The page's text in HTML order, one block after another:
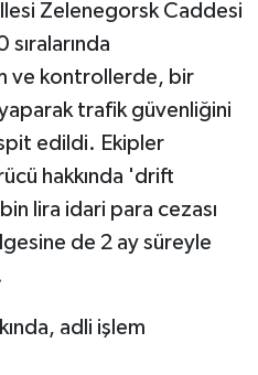
Zelenegorsk Caddesi
ve kontrollerde, bir
trafik güvenliğini
edildi. Ekipler
hakkında 'drift
lira idari para cezası
de 2 ay süreyle
adli işlem